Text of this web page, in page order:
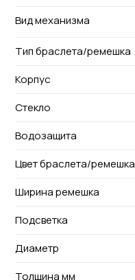
Вид механизма
Тип браслета/ремешка
Корпус
Стекло
Водозащита
Цвет браслета/ремешка
Ширина ремешка
Подсветка
Диаметр
Толщина мм